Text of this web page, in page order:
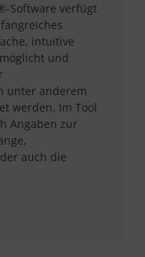
Software verfügt
intuitive
und
unter anderem
werden. Im Tool
Angaben zur
auch die